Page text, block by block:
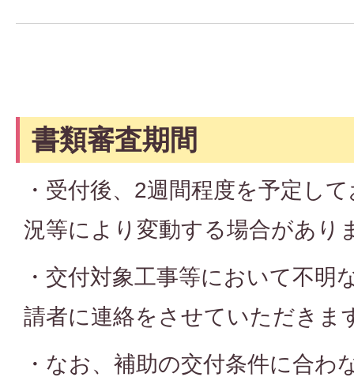
書類審査期間
・受付後、2週間程度を予定し
況等により変動する場合があり
・交付対象工事等において不明
請者に連絡をさせていただきま
・なお、補助の交付条件に合わ